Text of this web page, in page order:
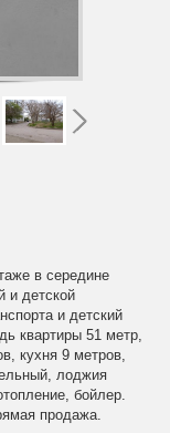
в середине
и детской
и детский
квартиры 51 метр,
кухня 9 метров,
лоджия
бойлер.
продажа.